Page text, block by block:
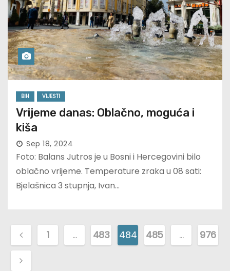
BIH VIJESTI
Vrijeme danas: Oblačno, moguća i
kiša
Sep 18, 2024
Foto: Balans Jutros je u Bosni i Hercegovini bilo
oblačno vrijeme. Temperature zraka u 08 sati:
Bjelašnica 3 stupnja, Ivan…
o
1 … 483 484 485 … 976